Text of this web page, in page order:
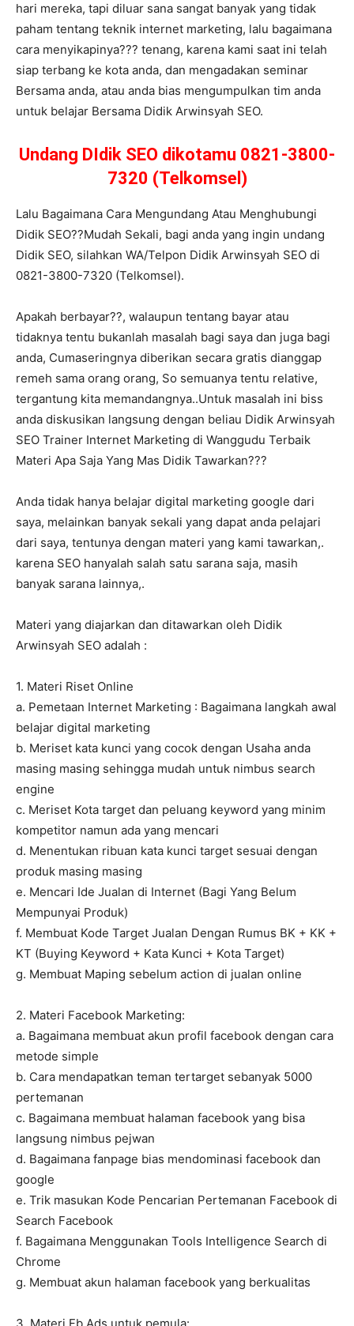
hari mereka, tapi diluar sana sangat banyak yang tidak
paham tentang teknik internet marketing, lalu bagaimana
cara menyikapinya??? tenang, karena kami saat ini telah
siap terbang ke kota anda, dan mengadakan seminar
Bersama anda, atau anda bias mengumpulkan tim anda
untuk belajar Bersama Didik Arwinsyah SEO.
Undang DIdik SEO dikotamu 0821-3800-
7320 (Telkomsel)
Lalu Bagaimana Cara Mengundang Atau Menghubungi
Didik SEO??Mudah Sekali, bagi anda yang ingin undang
Didik SEO, silahkan WA/Telpon Didik Arwinsyah SEO di
0821-3800-7320 (Telkomsel).
Apakah berbayar??, walaupun tentang bayar atau
tidaknya tentu bukanlah masalah bagi saya dan juga bagi
anda, Cumaseringnya diberikan secara gratis dianggap
remeh sama orang orang, So semuanya tentu relative,
tergantung kita memandangnya..Untuk masalah ini biss
anda diskusikan langsung dengan beliau Didik Arwinsyah
SEO Trainer Internet Marketing di Wanggudu Terbaik
Materi Apa Saja Yang Mas Didik Tawarkan???
Anda tidak hanya belajar digital marketing google dari
saya, melainkan banyak sekali yang dapat anda pelajari
dari saya, tentunya dengan materi yang kami tawarkan,.
karena SEO hanyalah salah satu sarana saja, masih
banyak sarana lainnya,.
Materi yang diajarkan dan ditawarkan oleh Didik
Arwinsyah SEO adalah :
1. Materi Riset Online
a. Pemetaan Internet Marketing : Bagaimana langkah awal
belajar digital marketing
b. Meriset kata kunci yang cocok dengan Usaha anda
masing masing sehingga mudah untuk nimbus search
engine
c. Meriset Kota target dan peluang keyword yang minim
kompetitor namun ada yang mencari
d. Menentukan ribuan kata kunci target sesuai dengan
produk masing masing
e. Mencari Ide Jualan di Internet (Bagi Yang Belum
Mempunyai Produk)
f. Membuat Kode Target Jualan Dengan Rumus BK + KK +
KT (Buying Keyword + Kata Kunci + Kota Target)
g. Membuat Maping sebelum action di jualan online
2. Materi Facebook Marketing:
a. Bagaimana membuat akun profil facebook dengan cara
metode simple
b. Cara mendapatkan teman tertarget sebanyak 5000
pertemanan
c. Bagaimana membuat halaman facebook yang bisa
langsung nimbus pejwan
d. Bagaimana fanpage bias mendominasi facebook dan
google
e. Trik masukan Kode Pencarian Pertemanan Facebook di
Search Facebook
f. Bagaimana Menggunakan Tools Intelligence Search di
Chrome
g. Membuat akun halaman facebook yang berkualitas